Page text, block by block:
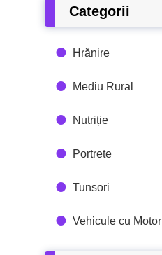
Categorii
Hrănire
Mediu Rural
Nutriție
Portrete
Tunsori
Vehicule cu Motor